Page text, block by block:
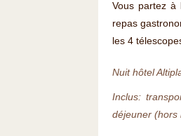
Vous partez à
repas
les 4
Nuit hôtel
Inclus:
déjeuner (hors